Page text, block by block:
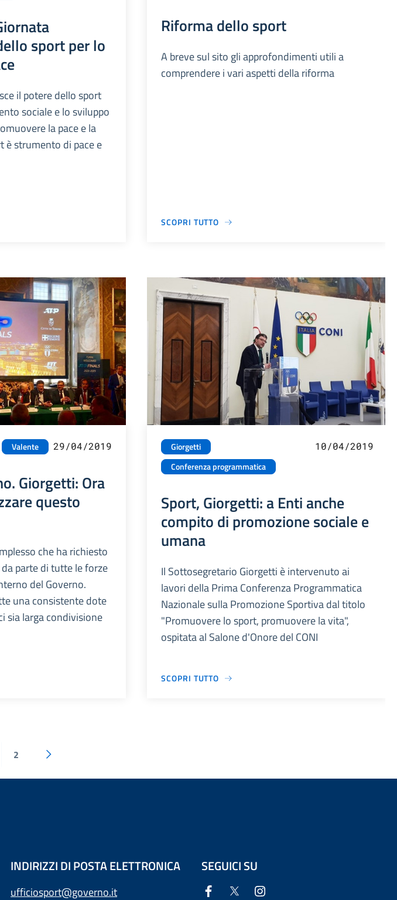
sport per lo
il potere dello sport
sociale e lo sviluppo
la pace e la
è strumento di pace e
Riforma dello sport
A breve sul sito gli approfondimenti utili a
comprendere i vari aspetti della riforma
SCOPRI TUTTO
Valente 29/04/2019
Giorgetti: Ora
questo
che ha richiesto
parte di tutte le forze
del Governo.
una consistente dote
sia larga condivisione
Giorgetti
Conferenza programmatica
10/04/2019
Sport, Giorgetti: a Enti anche
compito di promozione sociale e
umana
Il Sottosegretario Giorgetti è intervenuto ai
lavori della Prima Conferenza Programmatica
Nazionale sulla Promozione Sportiva dal titolo
"Promuovere lo sport, promuovere la vita",
ospitata al Salone d'Onore del CONI
SCOPRI TUTTO
2
INDIRIZZI DI POSTA ELETTRONICA
ufficiosport@governo.it
SEGUICI SU